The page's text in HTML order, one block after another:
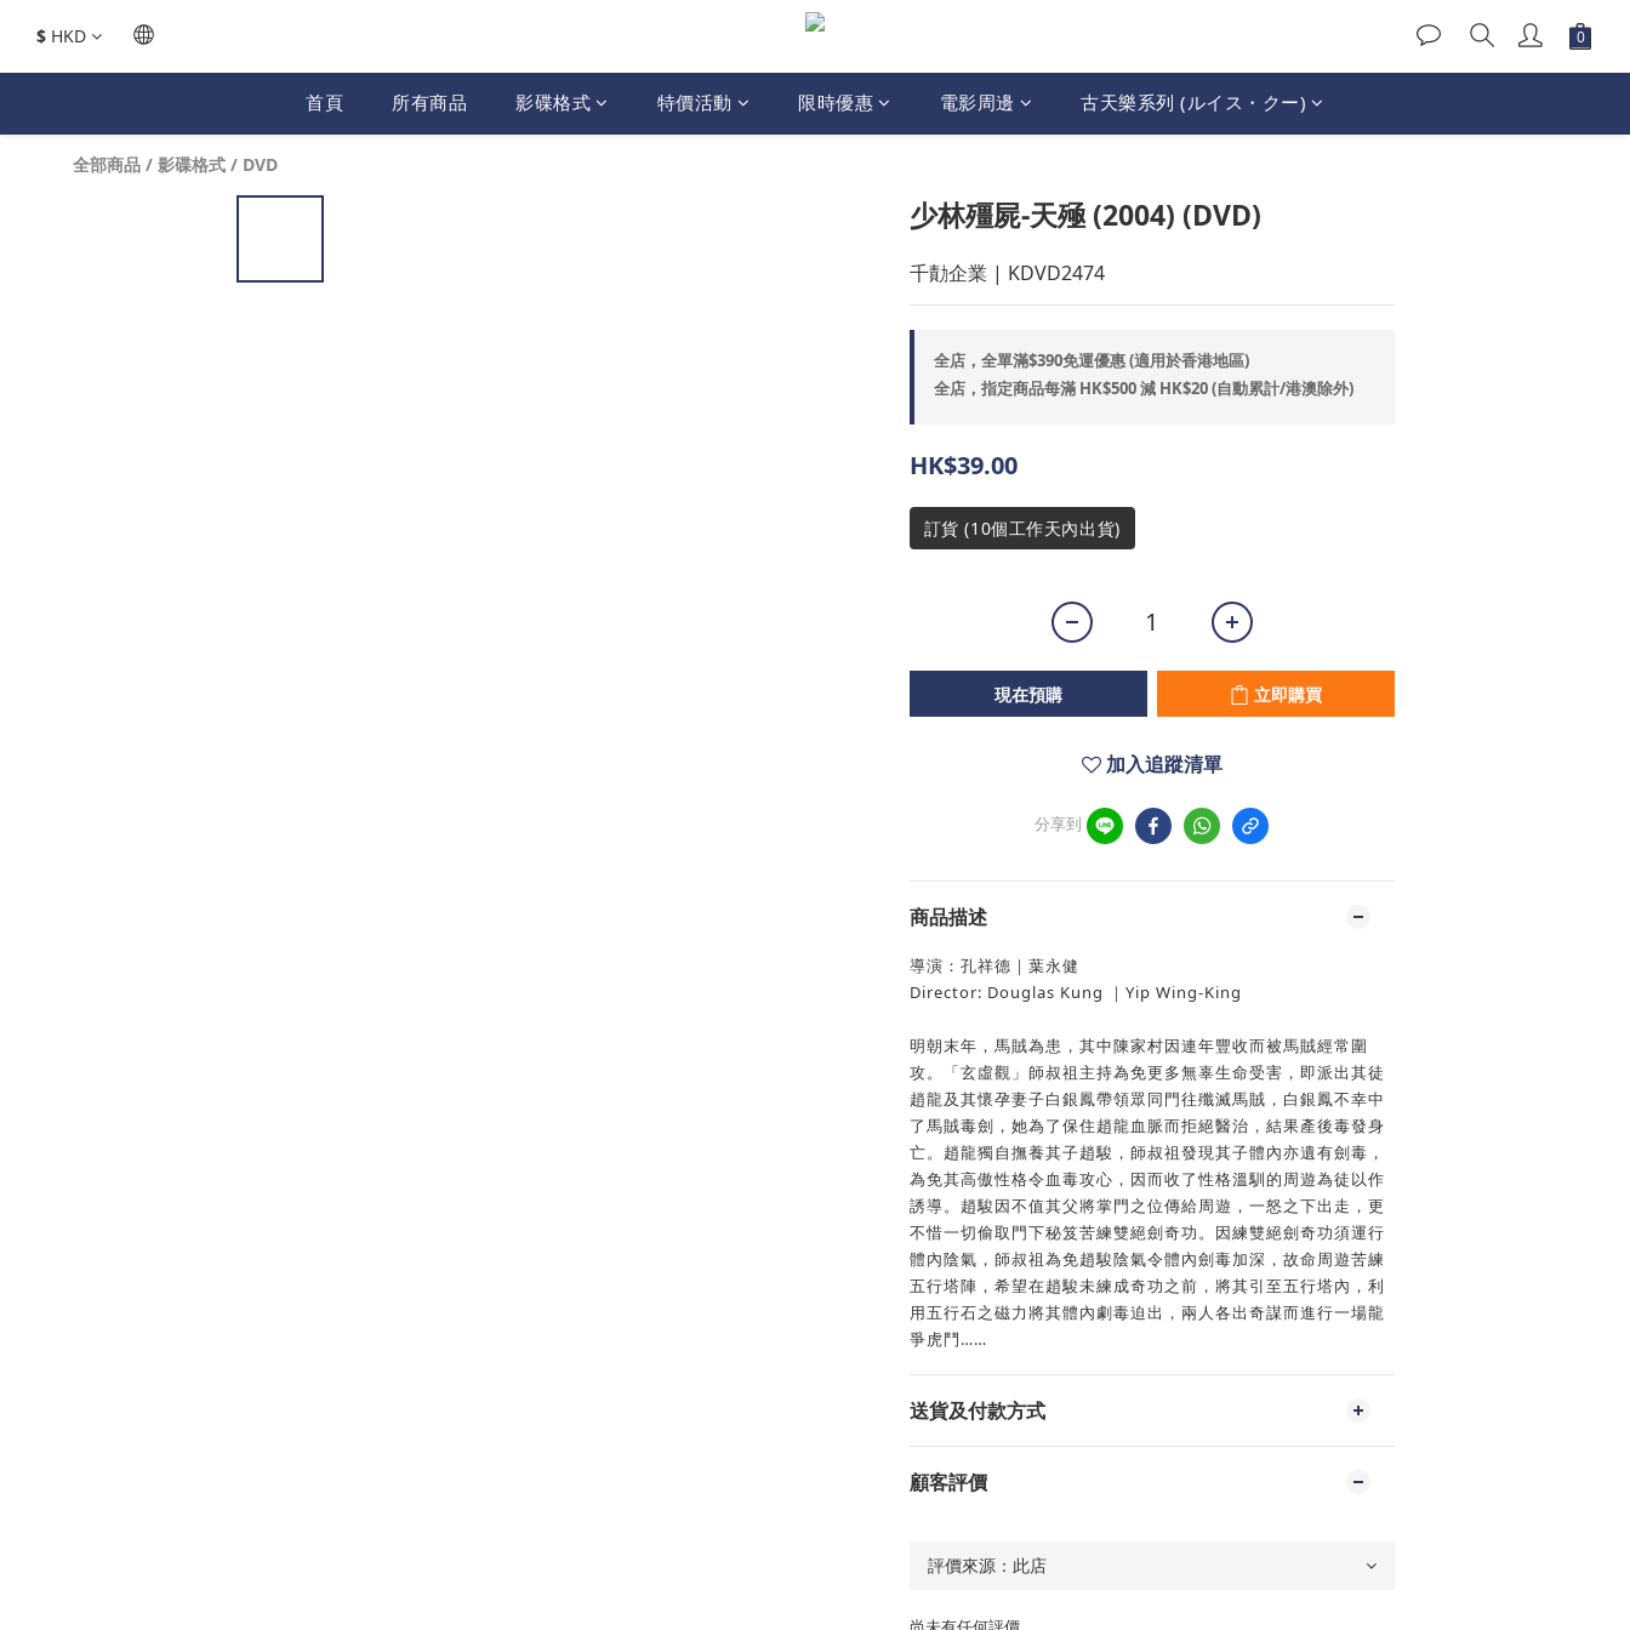
$ HKD
首頁 所有商品 影碟格式 特價活動 限時優惠 電影周邊 古天樂系列 (ルイス・クー)
全部商品 / 影碟格式 / DVD
少林殭屍-天殛 (2004) (DVD)
千勣企業 | KDVD2474
全店，全單滿$390免運優惠 (適用於香港地區)
全店，指定商品每滿 HK$500 減 HK$20 (自動累計/港澳除外)
HK$39.00
訂貨 (10個工作天內出貨)
現在預購 立即購買
加入追蹤清單
分享到
商品描述
導演：孔祥德｜葉永健
Director: Douglas Kung ｜Yip Wing-King
明朝末年，馬賊為患，其中陳家村因連年豐收而被馬賊經常圍
攻。「玄虛觀」師叔祖主持為免更多無辜生命受害，即派出其徒
趙龍及其懷孕妻子白銀鳳帶領眾同門往殲滅馬賊，白銀鳳不幸中
了馬賊毒劍，她為了保住趙龍血脈而拒絕醫治，結果產後毒發身
亡。趙龍獨自撫養其子趙駿，師叔祖發現其子體內亦遺有劍毒，
為免其高傲性格令血毒攻心，因而收了性格溫馴的周遊為徒以作
誘導。趙駿因不值其父將掌門之位傳給周遊，一怒之下出走，更
不惜一切偷取門下秘笈苦練雙絕劍奇功。因練雙絕劍奇功須運行
體內陰氣，師叔祖為免趙駿陰氣令體內劍毒加深，故命周遊苦練
五行塔陣，希望在趙駿未練成奇功之前，將其引至五行塔內，利
用五行石之磁力將其體內劇毒迫出，兩人各出奇謀而進行一場龍
爭虎鬥……
送貨及付款方式
顧客評價